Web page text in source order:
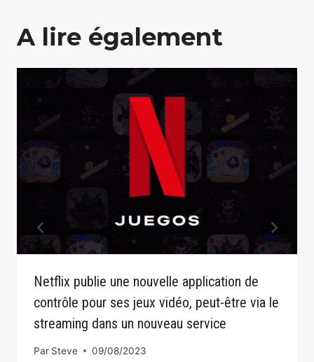
A lire également
Netflix publie une nouvelle application de
contrôle pour ses jeux vidéo, peut-être via le
streaming dans un nouveau service
Par Steve 09/08/2023